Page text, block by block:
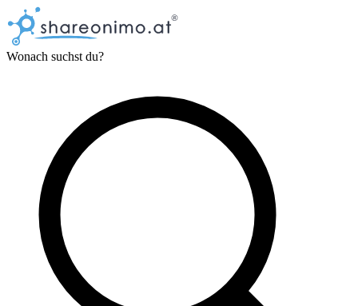
Wonach suchst du?